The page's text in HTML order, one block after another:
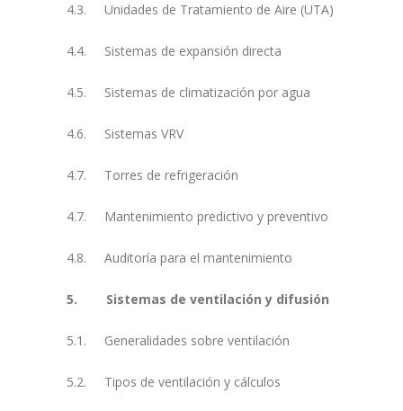
4.3. Unidades de Tratamiento de Aire (UTA)
4.4. Sistemas de expansión directa
4.5. Sistemas de climatización por agua
4.6. Sistemas VRV
4.7. Torres de refrigeración
4.7. Mantenimiento predictivo y preventivo
4.8. Auditoría para el mantenimiento
5. Sistemas de ventilación y difusión
5.1. Generalidades sobre ventilación
5.2. Tipos de ventilación y cálculos